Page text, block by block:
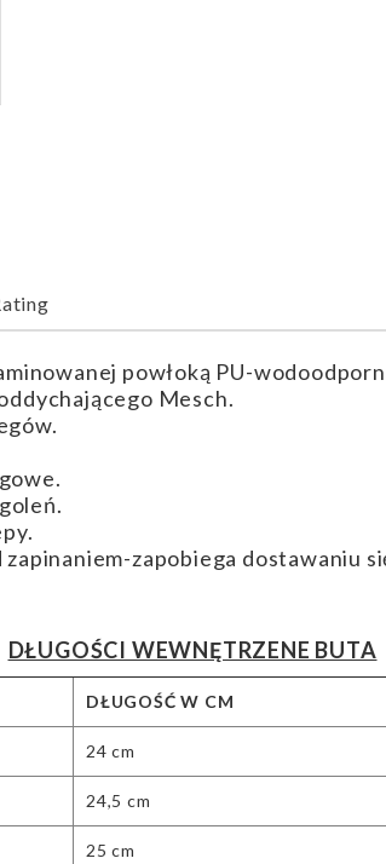
powłoką PU-
Mesch.
zapobiega dostawaniu
DŁUGOŚCI WEWNĘTRZENE BUTA
DŁUGOŚĆ W CM
24 cm
24,5 cm
25 cm